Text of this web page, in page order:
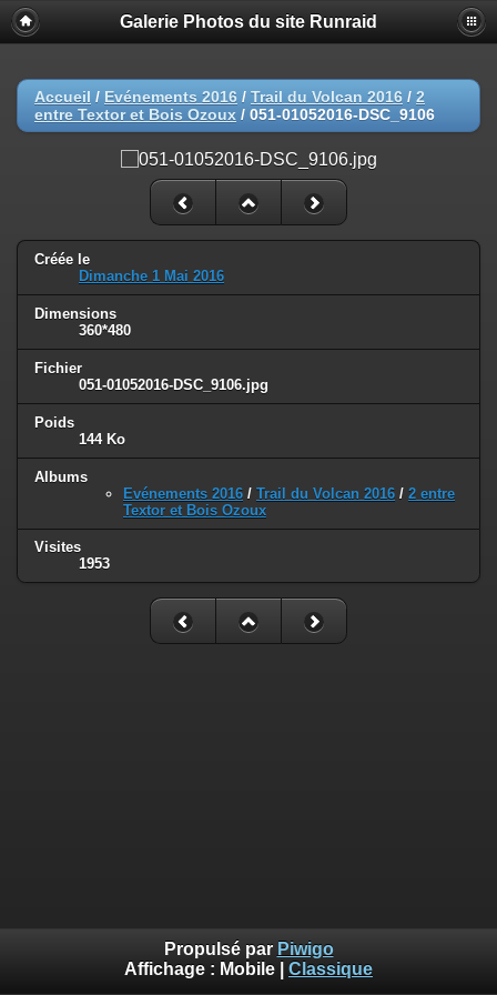
Galerie Photos du site Runraid
Accueil / Evénements 2016 / Trail du Volcan 2016 / 2
entre Textor et Bois Ozoux / 051-01052016-DSC_9106
Créée le
Dimanche 1 Mai 2016
Dimensions
360*480
Fichier
051-01052016-DSC_9106.jpg
Poids
144 Ko
Albums
Evénements 2016 / Trail du Volcan 2016 / 2 entre
Textor et Bois Ozoux
Visites
1953
Propulsé par Piwigo
Affichage : Mobile Classique